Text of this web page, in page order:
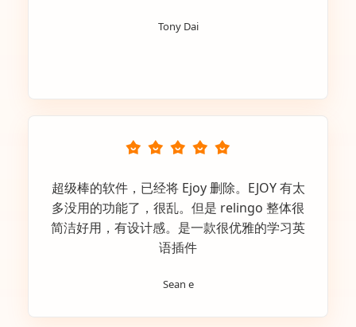
Tony Dai
超级棒的软件，已经将 Ejoy 删除。EJOY 有太
多没用的功能了，很乱。但是 relingo 整体很
简洁好用，有设计感。是一款很优雅的学习英
语插件
Sean e